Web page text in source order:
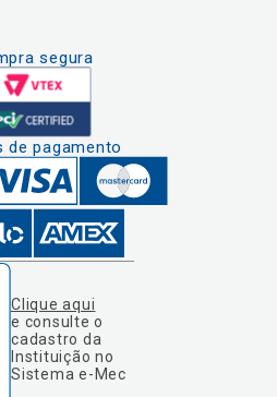
segura
de pagamento
Clique aqui
e consulte o
cadastro da
Instituição no
Sistema e-Mec